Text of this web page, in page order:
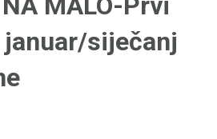
siječanj